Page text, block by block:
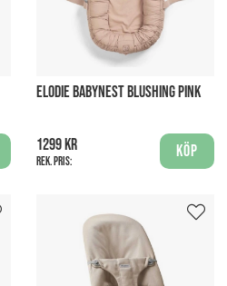
ELODIE BABYNEST BLUSHING PINK
1299 kr
Rek. pris:
Köp